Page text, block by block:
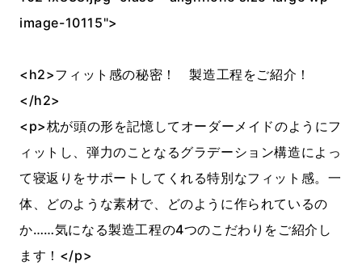
image-10115">
<h2>フィット感の秘密！ 製造工程をご紹介！
</h2>
<p>枕が頭の形を記憶してオーダーメイドのようにフ
ィットし、弾力のことなるグラデーション構造によっ
て寝返りをサポートしてくれる特別なフィット感。一
体、どのような素材で、どのように作られているの
か……気になる製造工程の4つのこだわりをご紹介し
ます！</p>